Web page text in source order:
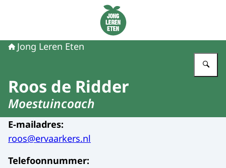
Naar de homepage van Jong Leren Eten
Jong Leren Eten
Roos de Ridder
Moestuincoach
E-mailadres:
roos@ervaarkers.nl
Telefoonnummer: